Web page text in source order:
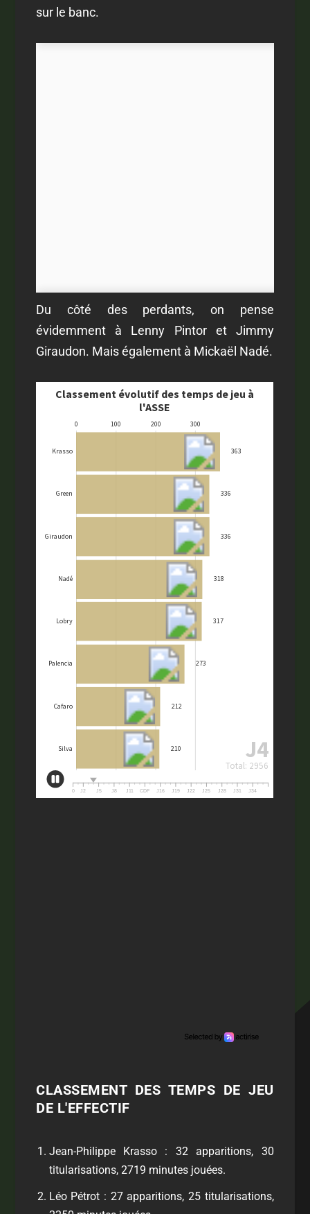
sur le banc.
Du côté des perdants, on pense
évidemment à Lenny Pintor et Jimmy
Giraudon. Mais également à Mickaël Nadé.
CLASSEMENT DES TEMPS DE JEU
DE L'EFFECTIF
Jean-Philippe Krasso : 32 apparitions, 30
titularisations, 2719 minutes jouées.
Léo Pétrot : 27 apparitions, 25 titularisations,